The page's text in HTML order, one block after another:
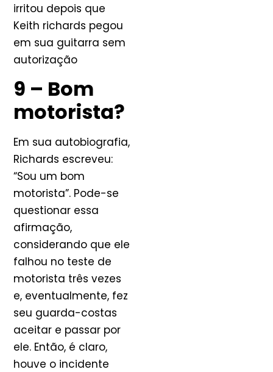
irritou depois que
Keith richards pegou
em sua guitarra sem
autorização
9 – Bom
motorista?
Em sua autobiografia,
Richards escreveu:
“Sou um bom
motorista”. Pode-se
questionar essa
afirmação,
considerando que ele
falhou no teste de
motorista três vezes
e, eventualmente, fez
seu guarda-costas
aceitar e passar por
ele. Então, é claro,
houve o incidente